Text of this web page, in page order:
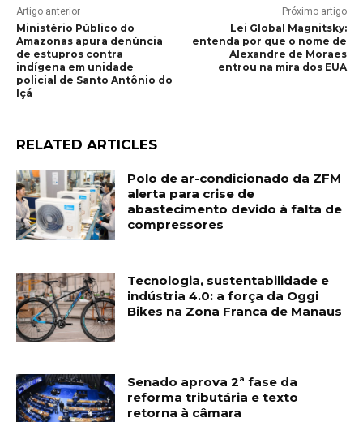
Artigo anterior
Ministério Público do
Amazonas apura denúncia
de estupros contra
indígena em unidade
policial de Santo Antônio do
Içá
Próximo artigo
Lei Global Magnitsky:
entenda por que o nome de
Alexandre de Moraes
entrou na mira dos EUA
RELATED ARTICLES
Polo de ar-condicionado da ZFM
alerta para crise de
abastecimento devido à falta de
compressores
Tecnologia, sustentabilidade e
indústria 4.0: a força da Oggi
Bikes na Zona Franca de Manaus
Senado aprova 2ª fase da
reforma tributária e texto
retorna à câmara